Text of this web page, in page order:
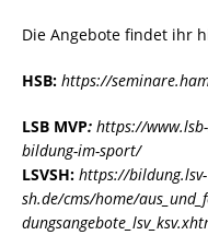
Die Angebote findet ihr
HSB: https://
LSB MVP: https://
bildung-im-sport/
LSVSH: https://bildung.lsv-
sh.de/cms/home/